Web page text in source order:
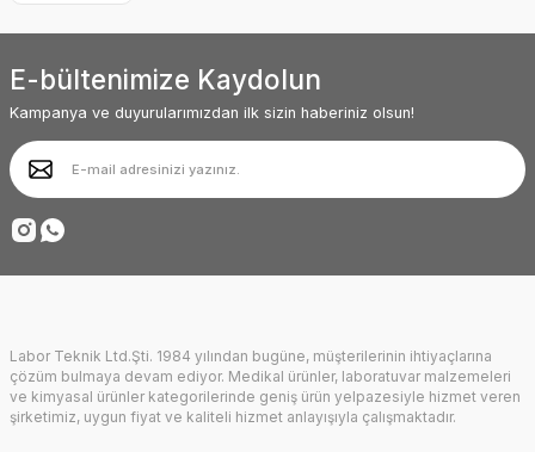
Ürün resmi kalitesiz, bozuk veya görüntülenemiyor.
Ürün bilgilerinde hatalar bulunuyor.
Ürün fiyatı diğer sitelerden daha pahalı.
Bu ürüne benzer farklı alternatifler olmalı.
Deneyimini Paylaş
E-bültenimize Kaydolun
Kampanya ve duyurularımızdan ilk sizin haberiniz olsun!
Labor Teknik Ltd.Şti. 1984 yılından bugüne, müşterilerinin ihtiyaçlarına
çözüm bulmaya devam ediyor. Medikal ürünler, laboratuvar malzemeleri
ve kimyasal ürünler kategorilerinde geniş ürün yelpazesiyle hizmet veren
şirketimiz, uygun fiyat ve kaliteli hizmet anlayışıyla çalışmaktadır.